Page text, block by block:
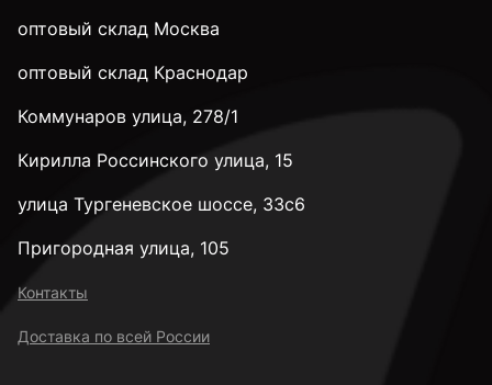
оптовый склад Москва
оптовый склад Краснодар
Коммунаров улица, 278/1
Кирилла Россинского улица, 15
улица Тургеневское шоссе, 33с6
Пригородная улица, 105
Контакты
Доставка по всей России